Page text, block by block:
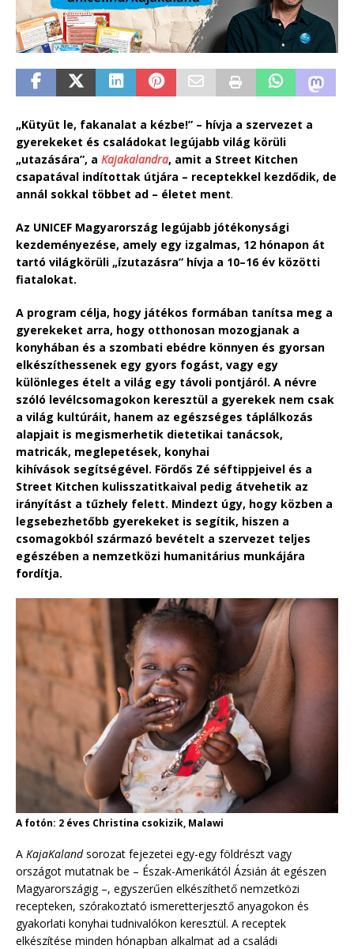
„Kütyüt le, fakanalat a kézbe!” – hívja a szervezet a
gyerekeket és családokat legújabb világ körüli
„utazására”, a Kajakalandra, amit a Street Kitchen
csapatával indítottak útjára – receptekkel kezdődik, de
annál sokkal többet ad – életet ment.
Az UNICEF Magyarország legújabb jótékonysági
kezdeményezése, amely egy izgalmas, 12 hónapon át
tartó világkörüli „ízutazásra” hívja a 10–16 év közötti
fiatalokat.
A program célja, hogy játékos formában tanítsa meg a
gyerekeket arra, hogy otthonosan mozogjanak a
konyhában és a szombati ebédre könnyen és gyorsan
elkészíthessenek egy gyors fogást, vagy egy
különleges ételt a világ egy távoli pontjáról. A névre
szóló levélcsomagokon keresztül a gyerekek nem csak
a világ kultúráit, hanem az egészséges táplálkozás
alapjait is megismerhetik dietetikai tanácsok,
matricák, meglepetések, konyhai
kihívások segítségével. Fördős Zé séftippjeivel és a
Street Kitchen kulisszatitkaival pedig átvehetik az
irányítást a tűzhely felett. Mindezt úgy, hogy közben a
legsebezhetőbb gyerekeket is segítik, hiszen a
csomagokból származó bevételt a szervezet teljes
egészében a nemzetközi humanitárius munkájára
fordítja.
A fotón: 2 éves Christina csokizik, Malawi
A KajaKalandsorozat fejezetei egy-egy földrészt vagy
országot mutatnak be – Észak-Amerikától Ázsián át egészen
Magyarországig –, egyszerűen elkészíthető nemzetközi
recepteken, szórakoztató ismeretterjesztő anyagokon és
gyakorlati konyhai tudnivalókon keresztül. A receptek
elkészítése minden hónapban alkalmat ad a családi